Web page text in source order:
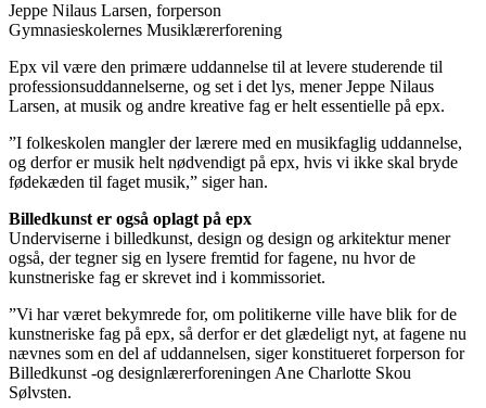
Jeppe Nilaus Larsen, forperson
Gymnasieskolernes Musiklærerforening
Epx vil være den primære uddannelse til at levere studerende til
professionsuddannelserne, og set i det lys, mener Jeppe Nilaus
Larsen, at musik og andre kreative fag er helt essentielle på epx.
”I folkeskolen mangler der lærere med en musikfaglig uddannelse,
og derfor er musik helt nødvendigt på epx, hvis vi ikke skal bryde
fødekæden til faget musik,” siger han.
Billedkunst er også oplagt på epx
Underviserne i billedkunst, design og design og arkitektur mener
også, der tegner sig en lysere fremtid for fagene, nu hvor de
kunstneriske fag er skrevet ind i kommissoriet.
”Vi har været bekymrede for, om politikerne ville have blik for de
kunstneriske fag på epx, så derfor er det glædeligt nyt, at fagene nu
nævnes som en del af uddannelsen, siger konstitueret forperson for
Billedkunst -og designlærerforeningen Ane Charlotte Skou
Sølvsten.